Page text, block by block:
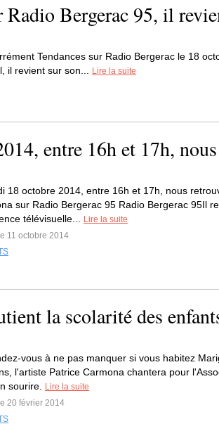
Radio Bergerac 95, il
Tendances sur Radio Bergerac le 18
il revient sur son...
Lire la suite
entre 16h et 17h, nous
18 octobre 2014, entre 16h et 17h, nous
sur Radio Bergerac 95 Radio Bergerac 95Il
télévisuelle...
Lire la suite
11 octobre 2014
la scolarité des
vous à ne pas manquer si vous habitez
l'artiste Patrice Carmona chantera pour
sourire.
Lire la suite
20 février 2014